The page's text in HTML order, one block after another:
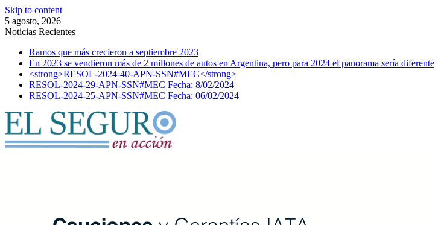
Skip to content
5 agosto, 2026
Noticias Recientes
Ramos que más crecieron a septiembre 2023
En 2023 se vendieron más de 2 millones de autos en Argentina, pero para 2024 el panorama sería diferente
<strong>RESOL-2024-40-APN-SSN#MEC</strong>
RESOL-2024-29-APN-SSN#MEC Fecha: 8/02/2024
RESOL-2024-25-APN-SSN#MEC Fecha: 06/02/2024